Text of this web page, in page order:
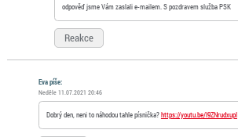
odpověď jsme Vám zaslali e-mailem. S pozdravem služba PSK
Reakce
Eva píše:
Neděle 11.07.2021 20:46
Dobrý den, neni to náhodou tahle písnička?https://youtu.be/I9ZNrudxupI